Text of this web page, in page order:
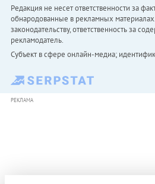
Редакция не несет ответственности за
обнародованные в рекламных
законодательству, ответственность за
рекламодатель.
Субъект в сфере онлайн-медиа;
РЕКЛАМА